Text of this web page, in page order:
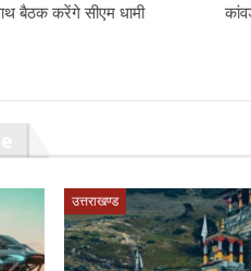
बैठक करेंगे सीएम धामी
उत्तराखण्ड